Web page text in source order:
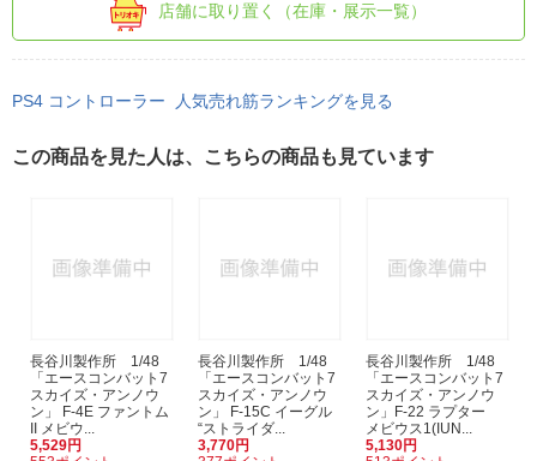
店舗に取り置く（在庫・展示一覧）
PS4 コントローラー 人気売れ筋ランキングを見る
この商品を見た人は、こちらの商品も見ています
長谷川製作所 1/48
「エースコンバット7
スカイズ・アンノウ
ン」 F-4E ファントム
II メビウ...
5,529円
長谷川製作所 1/48
「エースコンバット7
スカイズ・アンノウ
ン」 F-15C イーグル
“ストライダ...
3,770円
長谷川製作所 1/48
「エースコンバット7
スカイズ・アンノウ
ン」F-22 ラプター
メビウス1(IUN...
5,130円